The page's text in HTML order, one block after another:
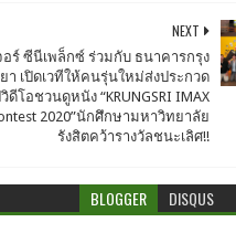
NEXT
อร์ ซีนีเพล็กซ์ ร่วมกับ ธนาคารกรุง
า เปิดเวทีให้คนรุ่นใหม่ส่งประกวด
ดีโอชวนดูหนัง “KRUNGSRI IMAX
2020”นักศึกษามหาวิทยาลัย
รังสิตคว้ารางวัลชนะเลิศ!!
BLOGGER DISQUS